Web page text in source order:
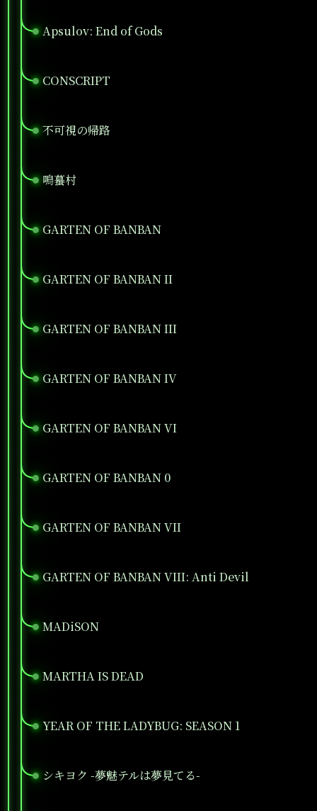
Apsulov: End of Gods
●
CONSCRIPT
●
不可視の帰路
●
鳴蟇村
●
GARTEN OF BANBAN
●
GARTEN OF BANBAN II
●
GARTEN OF BANBAN III
●
GARTEN OF BANBAN IV
●
GARTEN OF BANBAN VI
●
GARTEN OF BANBAN 0
●
GARTEN OF BANBAN VII
●
GARTEN OF BANBAN VIII: Anti Devil
●
MADiSON
●
MARTHA IS DEAD
●
YEAR OF THE LADYBUG: SEASON 1
●
シキヨク -夢魅テルは夢見てる-
●